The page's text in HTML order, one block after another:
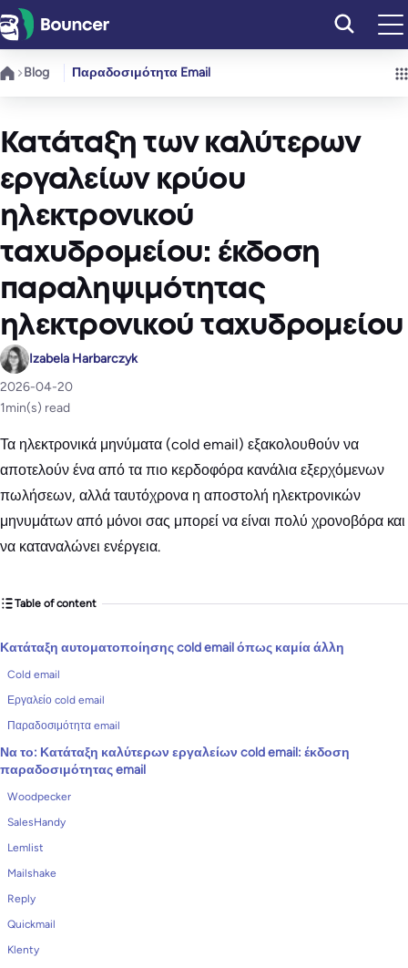
Μετάβαση
στο
περιεχόμενο
Blog Παραδοσιμότητα Email
Κατάταξη των καλύτερων
εργαλείων κρύου
ηλεκτρονικού
ταχυδρομείου: έκδοση
παραληψιμότητας
ηλεκτρονικού ταχυδρομείου
Izabela Harbarczyk
2026-04-20
1min(s) read
Τα ηλεκτρονικά μηνύματα (cold email) εξακολουθούν να
αποτελούν ένα από τα πιο κερδοφόρα κανάλια εξερχόμενων
πωλήσεων, αλλά ταυτόχρονα η αποστολή ηλεκτρονικών
μηνυμάτων από μόνοι σας μπορεί να είναι πολύ χρονοβόρα και
να καταναλώνει ενέργεια.
Table of content
Κατάταξη αυτοματοποίησης cold email όπως καμία άλλη
Cold email
Εργαλείο cold email
Παραδοσιμότητα email
Να το: Κατάταξη καλύτερων εργαλείων cold email: έκδοση
παραδοσιμότητας email
Woodpecker
SalesHandy
Lemlist
Mailshake
Reply
Quickmail
Klenty